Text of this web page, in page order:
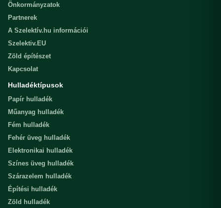
Önkormányzatok
Partnerek
A Szelektív.hu információi
Szelektiv.EU
Zöld építészet
Kapcsolat
Hulladéktípusok
Papír hulladék
Műanyag hulladék
Fém hulladék
Fehér üveg hulladék
Elektronikai hulladék
Színes üveg hulladék
Szárazelem hulladék
Építési hulladék
Zöld hulladék